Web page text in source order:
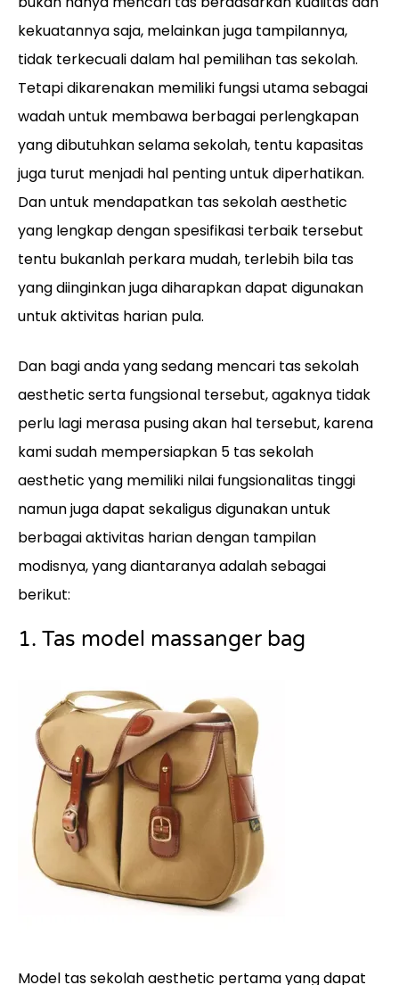
kekuatannya saja, melainkan juga tampilannya,
tidak terkecuali dalam hal pemilihan tas sekolah.
Tetapi dikarenakan memiliki fungsi utama sebagai
wadah untuk membawa berbagai perlengkapan
yang dibutuhkan selama sekolah, tentu kapasitas
juga turut menjadi hal penting untuk diperhatikan.
Dan untuk mendapatkan tas sekolah aesthetic
yang lengkap dengan spesifikasi terbaik tersebut
tentu bukanlah perkara mudah, terlebih bila tas
yang diinginkan juga diharapkan dapat digunakan
untuk aktivitas harian pula.
Dan bagi anda yang sedang mencari tas sekolah
aesthetic serta fungsional tersebut, agaknya tidak
perlu lagi merasa pusing akan hal tersebut, karena
kami sudah mempersiapkan 5 tas sekolah
aesthetic yang memiliki nilai fungsionalitas tinggi
namun juga dapat sekaligus digunakan untuk
berbagai aktivitas harian dengan tampilan
modisnya, yang diantaranya adalah sebagai
berikut:
1. Tas model massanger bag
Model tas sekolah aesthetic pertama yang dapat